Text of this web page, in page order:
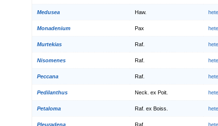
Medusea Haw.
Monadenium Pax
Murtekias Raf.
Nisomenes Raf.
Peccana Raf.
Pedilanthus Neck. ex Poit.
Petaloma Raf. ex Boiss.
Pleuradena Raf.